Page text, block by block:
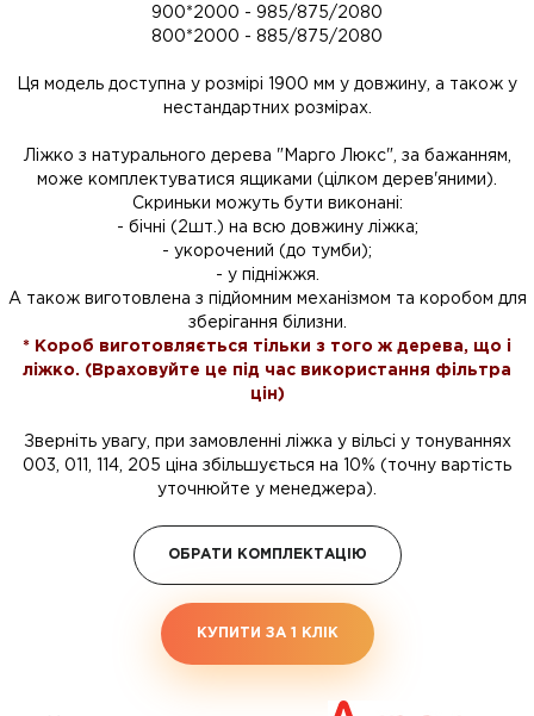
900*2000 - 985/875/2080
800*2000 - 885/875/2080
Ця модель доступна у розмірі 1900 мм у довжину, а також у
нестандартних розмірах.
Ліжко з натурального дерева "Марго Люкс", за бажанням,
може комплектуватися ящиками (цілком дерев'яними).
Скриньки можуть бути виконані:
- бічні (2шт.) на всю довжину ліжка;
- укорочений (до тумби);
- у підніжжя.
А також виготовлена ​​з підйомним механізмом та коробом для
зберігання білизни.
* Короб виготовляється тільки з того ж дерева, що і
ліжко. (Враховуйте це під час використання фільтра
цін)
Зверніть увагу, при замовленні ліжка у вільсі у тонуваннях
003, 011, 114, 205 ціна збільшується на 10% (точну вартість
уточнюйте у менеджера).
ОБРАТИ КОМПЛЕКТАЦІЮ
КУПИТИ ЗА 1 КЛIК